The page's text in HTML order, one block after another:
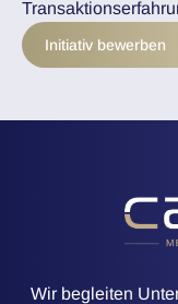
Initiativ bewerben
Wir begleiten